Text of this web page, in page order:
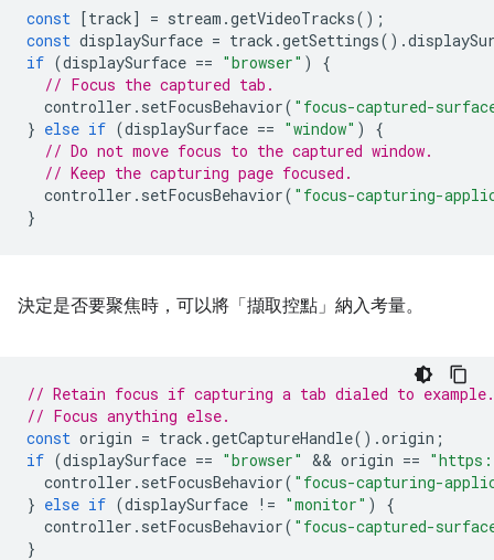
const [track] = stream .getVideoTracks();
const displaySurface = track .getSettings().
if (displaySurface == "browser" )
{
// Focus the captured tab.
controller . setFocusBehavior( "focus-captured-
} else if (displaySurface == "window" )
{
// Do not move focus to the captured window.
// Keep the capturing page focused.
controller . setFocusBehavior( "focus-capturing-
}
決定是否要聚焦時，可以將「擷取控點」 納入考量。
// Retain focus if capturing a tab dialed to
// Focus anything else.
const origin = track .getCaptureHandle().origin ;
if (displaySurface == "browser" && origin ==
controller . setFocusBehavior( "focus-capturing-
} else if (displaySurface != "monitor" )
{
controller . setFocusBehavior( "focus-captured-
}